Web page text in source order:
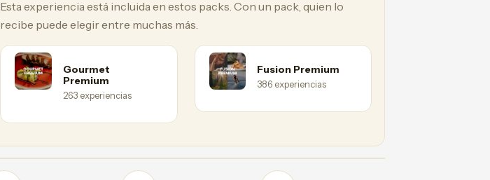
Esta experiencia está incluida en estos packs. Con un pack, quien lo
recibe puede elegir entre muchas más.
Gourmet
Premium
263 experiencias
Fusion Premium
386 experiencias